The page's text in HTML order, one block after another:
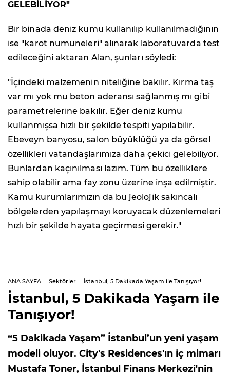
GELEBİLİYOR"
Bir binada deniz kumu kullanılıp kullanılmadığının
ise "karot numuneleri" alınarak laboratuvarda test
edileceğini aktaran Alan, şunları söyledi:
"İçindeki malzemenin niteliğine bakılır. Kırma taş
var mı yok mu beton aderansı sağlanmış mı gibi
parametrelerine bakılır. Eğer deniz kumu
kullanmışsa hızlı bir şekilde tespiti yapılabilir.
Ebeveyn banyosu, salon büyüklüğü ya da görsel
özellikleri vatandaşlarımıza daha çekici gelebiliyor.
Bunlardan kaçınılması lazım. Tüm bu özelliklere
sahip olabilir ama fay zonu üzerine inşa edilmiştir.
Kamu kurumlarımızın da bu jeolojik sakıncalı
bölgelerden yapılaşmayı koruyacak düzenlemeleri
hızlı bir şekilde hayata geçirmesi gerekir."
ANA SAYFA Sektörler İstanbul, 5 Dakikada Yaşam ile Tanışıyor!
İstanbul, 5 Dakikada Yaşam ile
Tanışıyor!
“5 Dakikada Yaşam” İstanbul’un yeni yaşam
modeli oluyor. City's Residences'ın iç mimarı
Mustafa Toner, İstanbul Finans Merkezi'nin